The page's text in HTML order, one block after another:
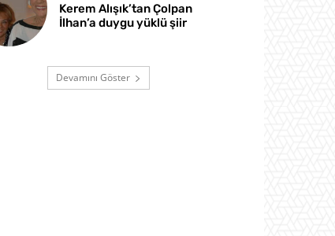
Kerem Alışık’tan Çolpan
İlhan’a duygu yüklü şiir
Devamını Göster